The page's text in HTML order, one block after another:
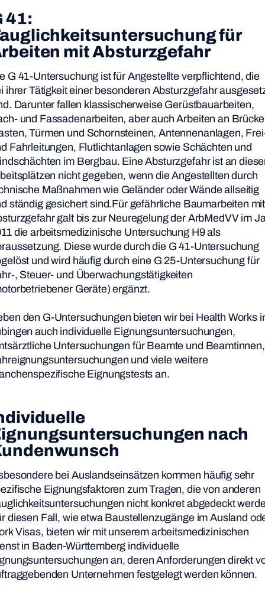
41:
für
mitAbsturzgefahr
G 41-Untersuchung ist für Angestellte verpflichtend, die
ihrer Tätigkeit einer besonderen Absturzgefahr
Darunter fallen klassischerweise Gerüstbauarbeiten,
und Fassadenarbeiten, aber auch Arbeiten an
Türmen und Schornsteinen, Antennenanlagen,
Fahrleitungen, Flutlichtanlagen sowie Schächten und
im Bergbau. Eine Absturzgefahr ist an
nicht gegeben, wenn die Angestellten durch
Maßnahmen wie Geländer oder Wände allseitig
ständig gesichert sind.Für gefährliche Baumarbeiten mit
galt bis zur Neuregelung der ArbMedVV im
die arbeitsmedizinische Untersuchung H9 als
Diese wurde durch die G 41-Untersuchung
und wird häufig durch eine G 25-Untersuchung für
, Steuer- und Überwachungstätigkeiten
Geräte) ergänzt.
den G-Untersuchungen bieten wir bei Health Works
auch individuelle Eignungsuntersuchungen,
Untersuchungen für Beamte und Beamtinnen,
und viele weitere
Eignungstests an.
nach
bei Auslandseinsätzen kommen häufig sehr
Eignungsfaktoren zum Tragen, die von anderen
nicht konkret abgedeckt
diesen Fall, wie etwa Baustellenzugänge im Ausland
Visas, bieten wir mit unserem arbeitsmedizinischen
in Baden-Württemberg individuelle
an, deren Anforderungen direkt
Unternehmen festgelegt werden können.